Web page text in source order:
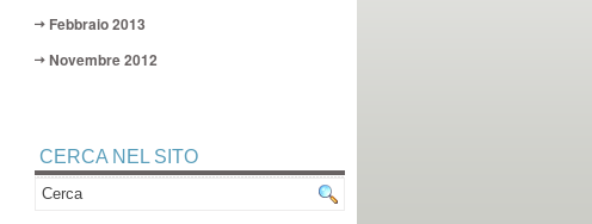
Febbraio 2013
Novembre 2012
CERCA NEL SITO